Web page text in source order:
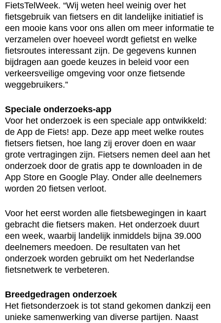
FietsTelWeek. “Wij weten heel weinig over het
fietsgebruik van fietsers en dit landelijke initiatief is
een mooie kans voor ons allen om meer informatie te
verzamelen over hoeveel wordt gefietst en welke
fietsroutes interessant zijn. De gegevens kunnen
bijdragen aan goede keuzes in beleid voor een
verkeersveilige omgeving voor onze fietsende
weggebruikers.”
Speciale onderzoeks-app
Voor het onderzoek is een speciale app ontwikkeld:
de App de Fiets! app. Deze app meet welke routes
fietsers fietsen, hoe lang zij erover doen en waar
grote vertragingen zijn. Fietsers nemen deel aan het
onderzoek door de gratis app te downloaden in de
App Store en Google Play. Onder alle deelnemers
worden 20 fietsen verloot.
Voor het eerst worden alle fietsbewegingen in kaart
gebracht die fietsers maken. Het onderzoek duurt
een week, waarbij landelijk inmiddels bijna 39.000
deelnemers meedoen. De resultaten van het
onderzoek worden gebruikt om het Nederlandse
fietsnetwerk te verbeteren.
Breedgedragen onderzoek
Het fietsonderzoek is tot stand gekomen dankzij een
unieke samenwerking van diverse partijen. Naast